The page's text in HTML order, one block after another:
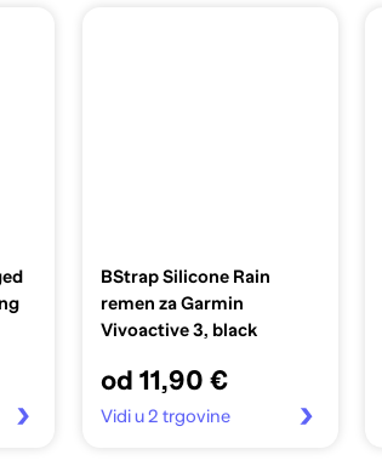
BStrap Silicone Rain
remen za Garmin
Vivoactive 3, black
od 11,90 €
Vidi u 2 trgovine